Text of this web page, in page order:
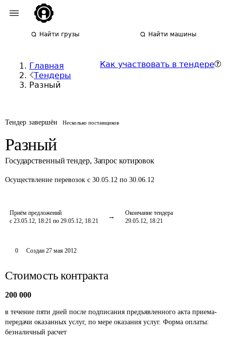
Найти грузы Найти машины
Главная
Тендеры
Разный
Как участвовать в тендере
Тендер завершён Несколько поставщиков
Разный
Государственный тендер, Запрос котировок
Осуществление перевозок с 30.05.12 по 30.06.12
Приём предложений
с 23.05.12, 18:21 по 29.05.12, 18:21
Окончание тендера
29.05.12, 18:21
0 Создан 27 мая 2012
Стоимость контракта
200 000
в течение пяти дней после подписания предъявленного акта приема-
передачи оказанных услуг, по мере оказания услуг. Форма оплаты:
безналичный расчет